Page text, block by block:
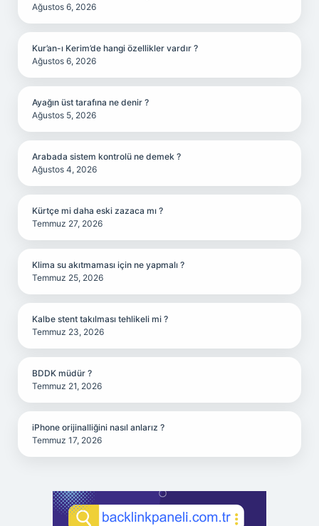
Ağustos 6, 2026
Kur’an-ı Kerim’de hangi özellikler vardır ?
Ağustos 6, 2026
Ayağın üst tarafına ne denir ?
Ağustos 5, 2026
Arabada sistem kontrolü ne demek ?
Ağustos 4, 2026
Kürtçe mi daha eski zazaca mı ?
Temmuz 27, 2026
Klima su akıtmaması için ne yapmalı ?
Temmuz 25, 2026
Kalbe stent takılması tehlikeli mi ?
Temmuz 23, 2026
BDDK müdür ?
Temmuz 21, 2026
iPhone orijinalliğini nasıl anlarız ?
Temmuz 17, 2026